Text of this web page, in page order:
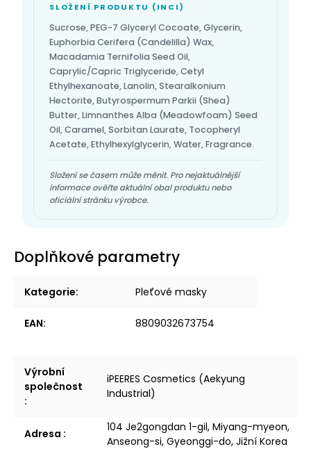
SLOŽENÍ PRODUKTU (INCI)
Sucrose, PEG-7 Glyceryl Cocoate, Glycerin,
Euphorbia Cerifera (Candelilla) Wax,
Macadamia Ternifolia Seed Oil,
Caprylic/Capric Triglyceride, Cetyl
Ethylhexanoate, Lanolin, Stearalkonium
Hectorite, Butyrospermum Parkii (Shea)
Butter, Limnanthes Alba (Meadowfoam) Seed
Oil, Caramel, Sorbitan Laurate, Tocopheryl
Acetate, Ethylhexylglycerin, Water, Fragrance.
Složení se časem může měnit. Pro nejaktuálnější
informace ověřte aktuální obal produktu nebo
oficiální stránku výrobce.
Doplňkové parametry
Kategorie: Pleťové masky
EAN: 8809032673754
Výrobní
společnost
:
iPEERES Cosmetics (Aekyung
Industrial)
Adresa :
104 Je2gongdan 1-gil, Miyang-myeon,
Anseong-si, Gyeonggi-do, Jižní Korea